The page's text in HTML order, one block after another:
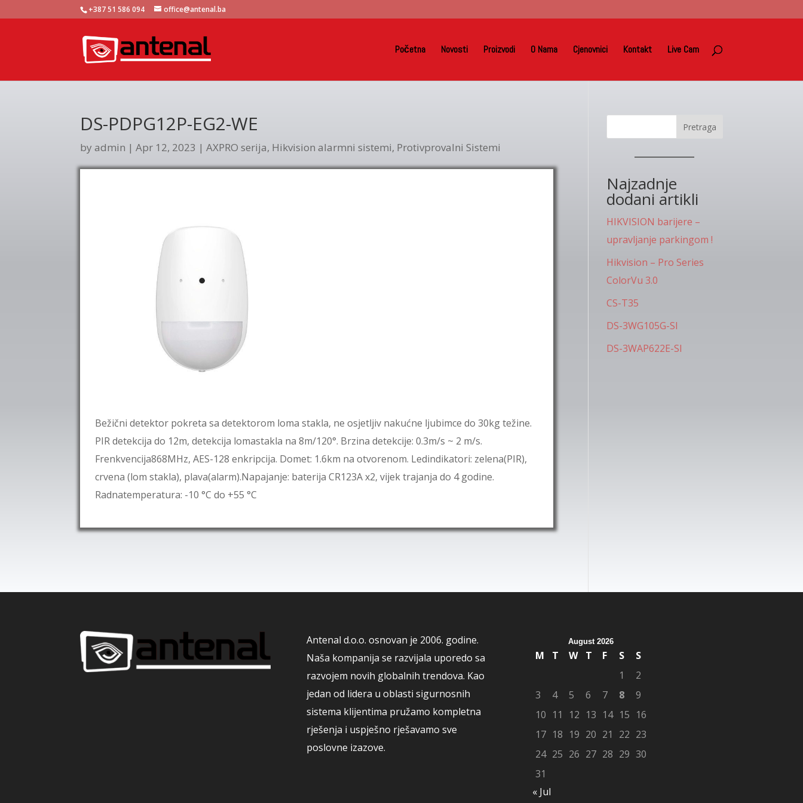
+387 51 586 094 office@antenal.ba
Početna Novosti Proizvodi O Nama Cjenovnici Kontakt Live Cam
DS-PDPG12P-EG2-WE
byadmin |Apr 12, 2023 |AXPRO serija, Hikvision alarmni sistemi, Protivprovalni Sistemi
Bežični detektor pokreta sa detektorom loma stakla, ne osjetljiv nakućne ljubimce do 30kg težine.
PIR detekcija do 12m, detekcija lomastakla na 8m/120°. Brzina detekcije: 0.3m/s ~ 2 m/s.
Frenkvencija868MHz, AES-128 enkripcija. Domet: 1.6km na otvorenom. Ledindikatori: zelena(PIR),
crvena (lom stakla), plava(alarm).Napajanje: baterija CR123A x2, vijek trajanja do 4 godine.
Radnatemperatura: -10 °C do +55 °C
Pretraga
Najzadnje
dodani artikli
HIKVISION barijere –
upravljanje parkingom !
Hikvision – Pro Series
ColorVu 3.0
CS-T35
DS-3WG105G-SI
DS-3WAP622E-SI
Antenal d.o.o. osnovan je 2006. godine.
Naša kompanija se razvijala uporedo sa
razvojem novih globalnih trendova. Kao
jedan od lidera u oblasti sigurnosnih
sistema klijentima pružamo kompletna
rješenja i uspješno rješavamo sve
poslovne izazove.
August 2026
M T W T F S
S
1
2
3
4 5 6 7 8
9
10 11 12 13 14 15 16
17 18 19 20 21 22 23
24 25 26 27 28 29 30
31
« Jul